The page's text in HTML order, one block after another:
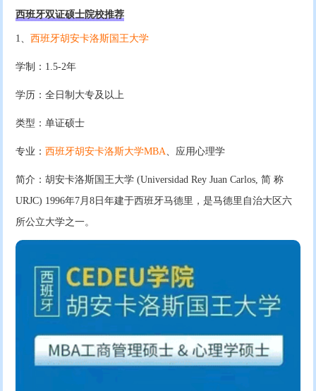
西班牙双证硕士院校推荐
1、西班牙胡安卡洛斯国王大学
学制：1.5-2年
学历：全日制大专及以上
类型：单证硕士
专业：西班牙胡安卡洛斯大学MBA、应用心理学
简介：胡安卡洛斯国王大学 (Universidad Rey Juan Carlos, 简 称
URJC) 1996年7月8日年建于西班牙马德里，是马德里自治大区六
所公立大学之一。